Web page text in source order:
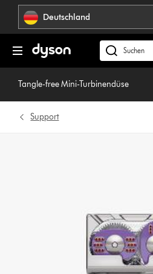
Navigation
überspringenDeutschland
dyson.de
durchsuchen
Tangle-free Mini-Turbinendüse
Support